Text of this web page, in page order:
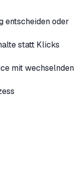
entscheiden oder
statt Klicks
mit wechselnden